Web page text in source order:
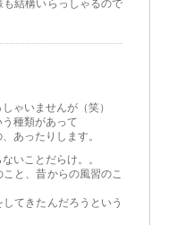
結構いらっしゃるので
ゃいませんが（笑）
種類があって
あったりします。
いことだらけ。。
と、昔からの風習のこ
てきたんだろうという